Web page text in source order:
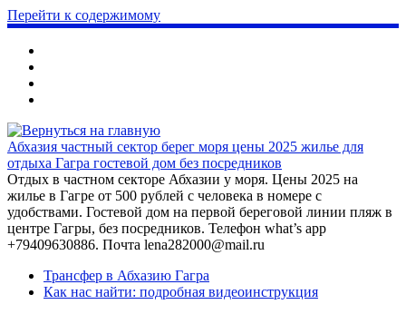
Перейти к содержимому
Абхазия частный сектор берег моря цены 2025 жилье для
отдыха Гагра гостевой дом без посредников
Отдых в частном секторе Абхазии у моря. Цены 2025 на
жилье в Гагре от 500 рублей с человека в номере с
удобствами. Гостевой дом на первой береговой линии пляж в
центре Гагры, без посредников. Телефон what’s app
+79409630886. Почта lena282000@mail.ru
Трансфер в Абхазию Гагра
Как нас найти: подробная видеоинструкция